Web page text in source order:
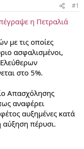
#1
η Πετραλιά
με τις οποίες
ασφαλισμένοι,
στο 5%.
Απασχόλησης
αναφέρει
αυξημένες κατά
αύξηση πέρυσι.